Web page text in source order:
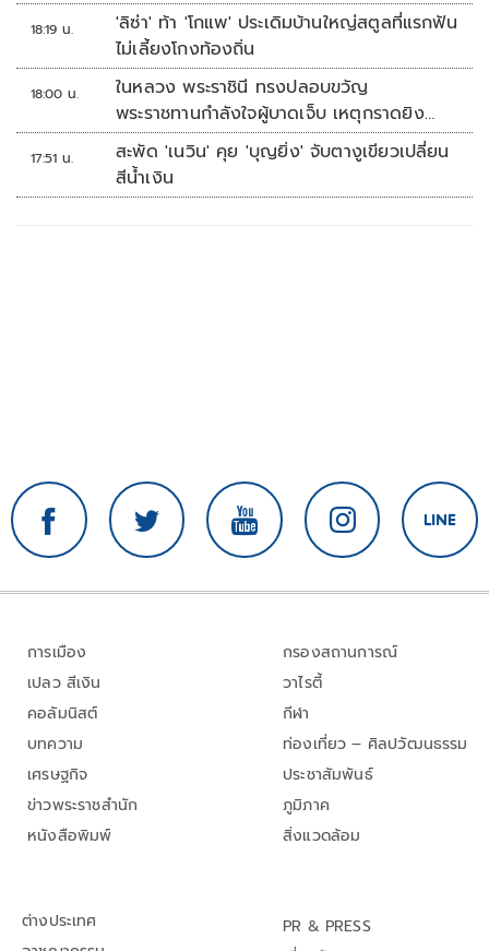
18:19 น.
'ลิซ่า' ท้า 'โกแพ' ประเดิมบ้านใหญ่สตูลที่แรกฟัน
ไม่เลี้ยงโกงท้องถิ่น
18:00 น.
ในหลวง พระราชินี ทรงปลอบขวัญ
พระราชทานกำลังใจผู้บาดเจ็บ เหตุกราดยิง
รร.เทพศิรินทร์นนทบุรี
17:51 น.
สะพัด 'เนวิน' คุย 'บุญยิ่ง' จับตางูเขียวเปลี่ยน
สีน้ำเงิน
การเมือง
เปลว สีเงิน
คอลัมนิสต์
บทความ
เศรษฐกิจ
ข่าวพระราชสำนัก
หนังสือพิมพ์
กรองสถานการณ์
วาไรตี้
กีฬา
ท่องเที่ยว – ศิลปวัฒนธรรม
ประชาสัมพันธ์
ภูมิภาค
สิ่งแวดล้อม
ต่างประเทศ
PR & PRESS